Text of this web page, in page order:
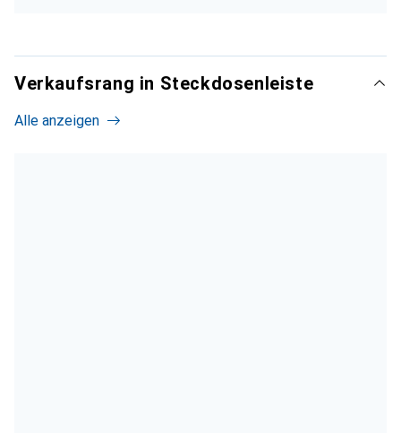
Verkaufsrang in Steckdosenleiste
Alle anzeigen